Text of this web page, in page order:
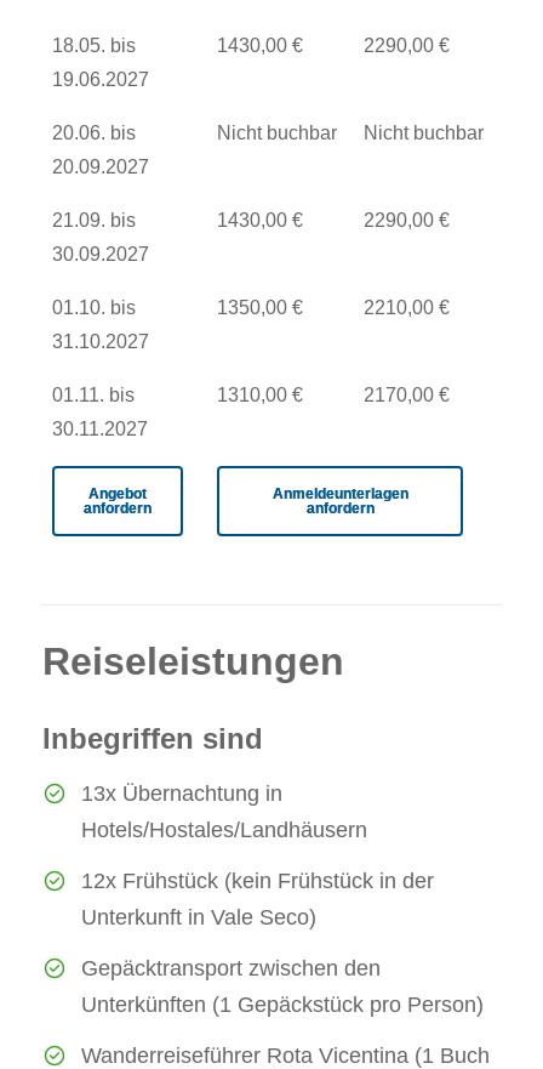
18.05. bis
19.06.2027
1430,00 € 2290,00 €
20.06. bis
20.09.2027
Nicht buchbar Nicht buchbar
21.09. bis
30.09.2027
1430,00 € 2290,00 €
01.10. bis
31.10.2027
1350,00 € 2210,00 €
01.11. bis
30.11.2027
1310,00 € 2170,00 €
Angebot
anfordern
Anmeldeunterlagen
anfordern
Reiseleistungen
Inbegriffen sind
13x Übernachtung in
Hotels/Hostales/Landhäusern
12x Frühstück (kein Frühstück in der
Unterkunft in Vale Seco)
Gepäcktransport zwischen den
Unterkünften (1 Gepäckstück pro Person)
Wanderreiseführer Rota Vicentina (1 Buch